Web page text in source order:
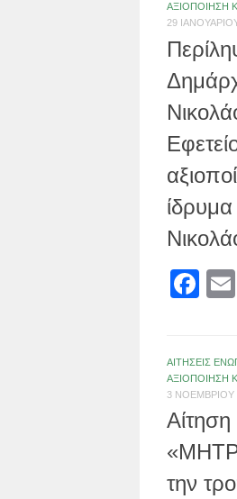
ΑΞΙΟΠΟΙΗΣΗ
29
ΑΙΤΗΣΕΙΣ
ΑΞΙΟΠΟΙΗΣΗ
3 ΝΟΕΜΒΡΊΟΥ
την